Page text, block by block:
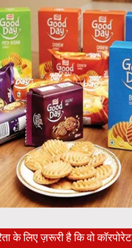
के लिए ज़रूरी है कि वो